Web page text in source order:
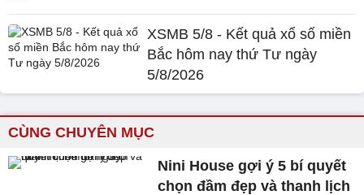
XSMB 5/8 - Kết quả xổ số miền
Bắc hôm nay thứ Tư ngày
5/8/2026
CÙNG CHUYÊN MỤC
Nini House gợi ý 5 bí quyết
chọn đầm đẹp và thanh lịch